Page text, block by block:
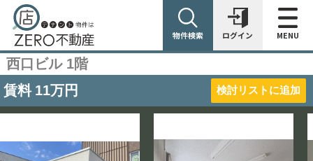
物件検索 ログイン MENU
西口ビル 1階
賃料 11万円 検討リストに追加